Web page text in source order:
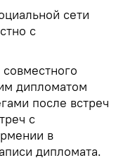
сети
с
дипломатом
после встреч
с
в
дипломата.